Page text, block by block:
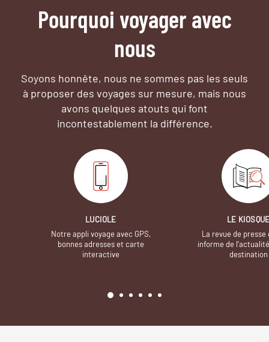
Pourquoi voyager avec
nous
Soyons honnête, nous ne sommes pas les seuls
à proposer des voyages sur mesure, mais nous
avons quelques atouts qui font
incontestablement la différence.
LUCIOLE
Notre appli voyage avec GPS,
bonnes adresses et carte
interactive
LE
La revue de presse
informe de
destination